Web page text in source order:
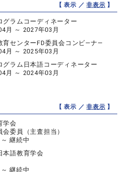
【 表示 ／非表示 】
グラムコーディネーター
月 ～ 2027年03月
育センターFD委員会コンビ―ナ―
月 ～ 2025年03月
グラム日本語コーディネーター
月 ～ 2024年03月
【 表示 ／非表示 】
学会
会委員（主査担当）
継続中
本語教育学会
継続中